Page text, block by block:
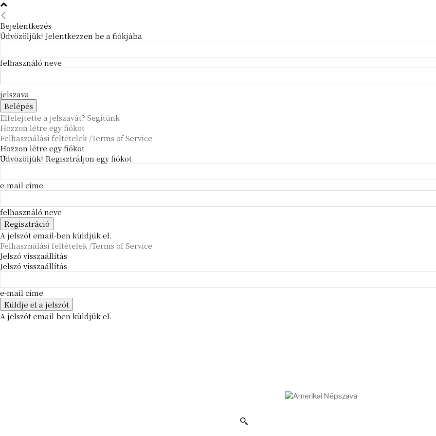
Bejelentkezés
Üdvözöljük! Jelentkezzen be a fiókjába
felhasználó neve
jelszava
Elfelejtette a jelszavát? Segítünk
Hozzon létre egy fiókot
Felhasználási feltételek /Terms of Service
Hozzon létre egy fiókot
Üdvözöljük! Regisztráljon egy fiókot
e-mail címe
felhasználó neve
A jelszót email-ben küldjük el.
Felhasználási feltételek /Terms of Service
Jelszó visszaállítás
Jelszó visszaállítás
e-mail címe
A jelszót email-ben küldjük el.